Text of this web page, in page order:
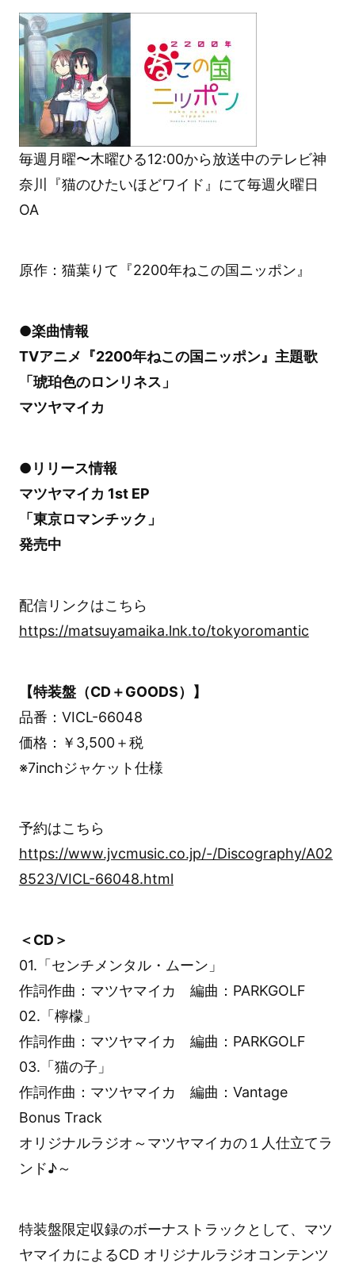
毎週月曜〜木曜ひる12:00から放送中のテレビ神
奈川『猫のひたいほどワイド』にて毎週火曜日
OA
原作：猫葉りて『2200年ねこの国ニッポン』
●楽曲情報
TVアニメ『2200年ねこの国ニッポン』主題歌
「琥珀色のロンリネス」
マツヤマイカ
●リリース情報
マツヤマイカ 1st EP
「東京ロマンチック」
発売中
配信リンクはこちら
https://matsuyamaika.lnk.to/tokyoromantic
【特装盤（CD＋GOODS）】
品番：VICL-66048
価格：￥3,500＋税
※7inchジャケット仕様
予約はこちら
https://www.jvcmusic.co.jp/-/Discography/A02
8523/VICL-66048.html
＜CD＞
01.「センチメンタル・ムーン」
作詞作曲：マツヤマイカ 編曲：PARKGOLF
02.「檸檬」
作詞作曲：マツヤマイカ 編曲：PARKGOLF
03.「猫の子」
作詞作曲：マツヤマイカ 編曲：Vantage
Bonus Track
オリジナルラジオ～マツヤマイカの１人仕立てラ
ンド♪～
特装盤限定収録のボーナストラックとして、マツ
ヤマイカによるCD オリジナルラジオコンテンツ